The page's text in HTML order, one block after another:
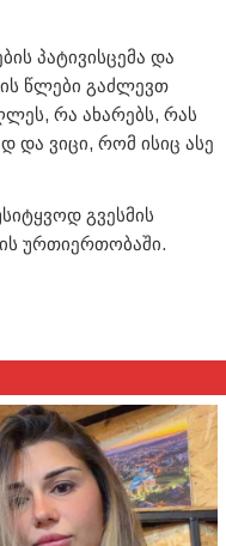
პატივისცემა და
წლები გაძლევთ
რა ახარებს, რას
და ვიცი, რომ ისიც ასე
გვესმის
ურთიერთობაში.